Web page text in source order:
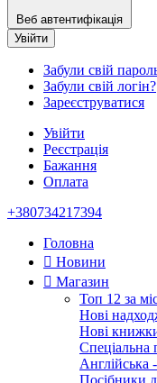
Веб автентифікація
Увійти
Забули свій
Забули свій логін?
Зареєструватися
Увійти
Реєстрація
Бажання
Оплата
+380734217394
Головна
Новини
Магазин
Топ 12 за
Нові
Нові
Спеціальна
Англійська